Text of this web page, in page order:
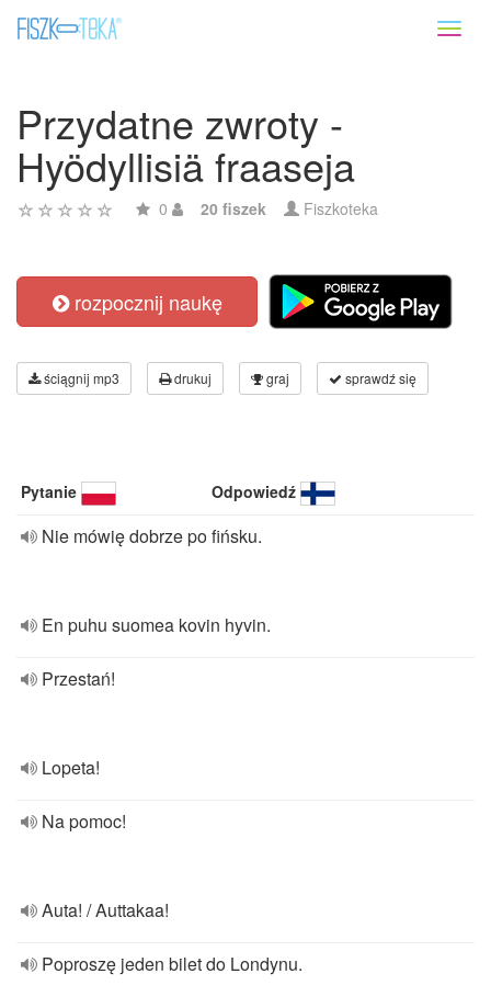
Przydatne zwroty -
Hyödyllisiä fraaseja
0 20 fiszek Fiszkoteka
rozpocznij naukę
ściągnij mp3 drukuj graj sprawdź się
Pytanie Odpowiedź
Nie mówię dobrze po fińsku.
En puhu suomea kovin hyvin.
Przestań!
Lopeta!
Na pomoc!
Auta! / Auttakaa!
Poproszę jeden bilet do Londynu.